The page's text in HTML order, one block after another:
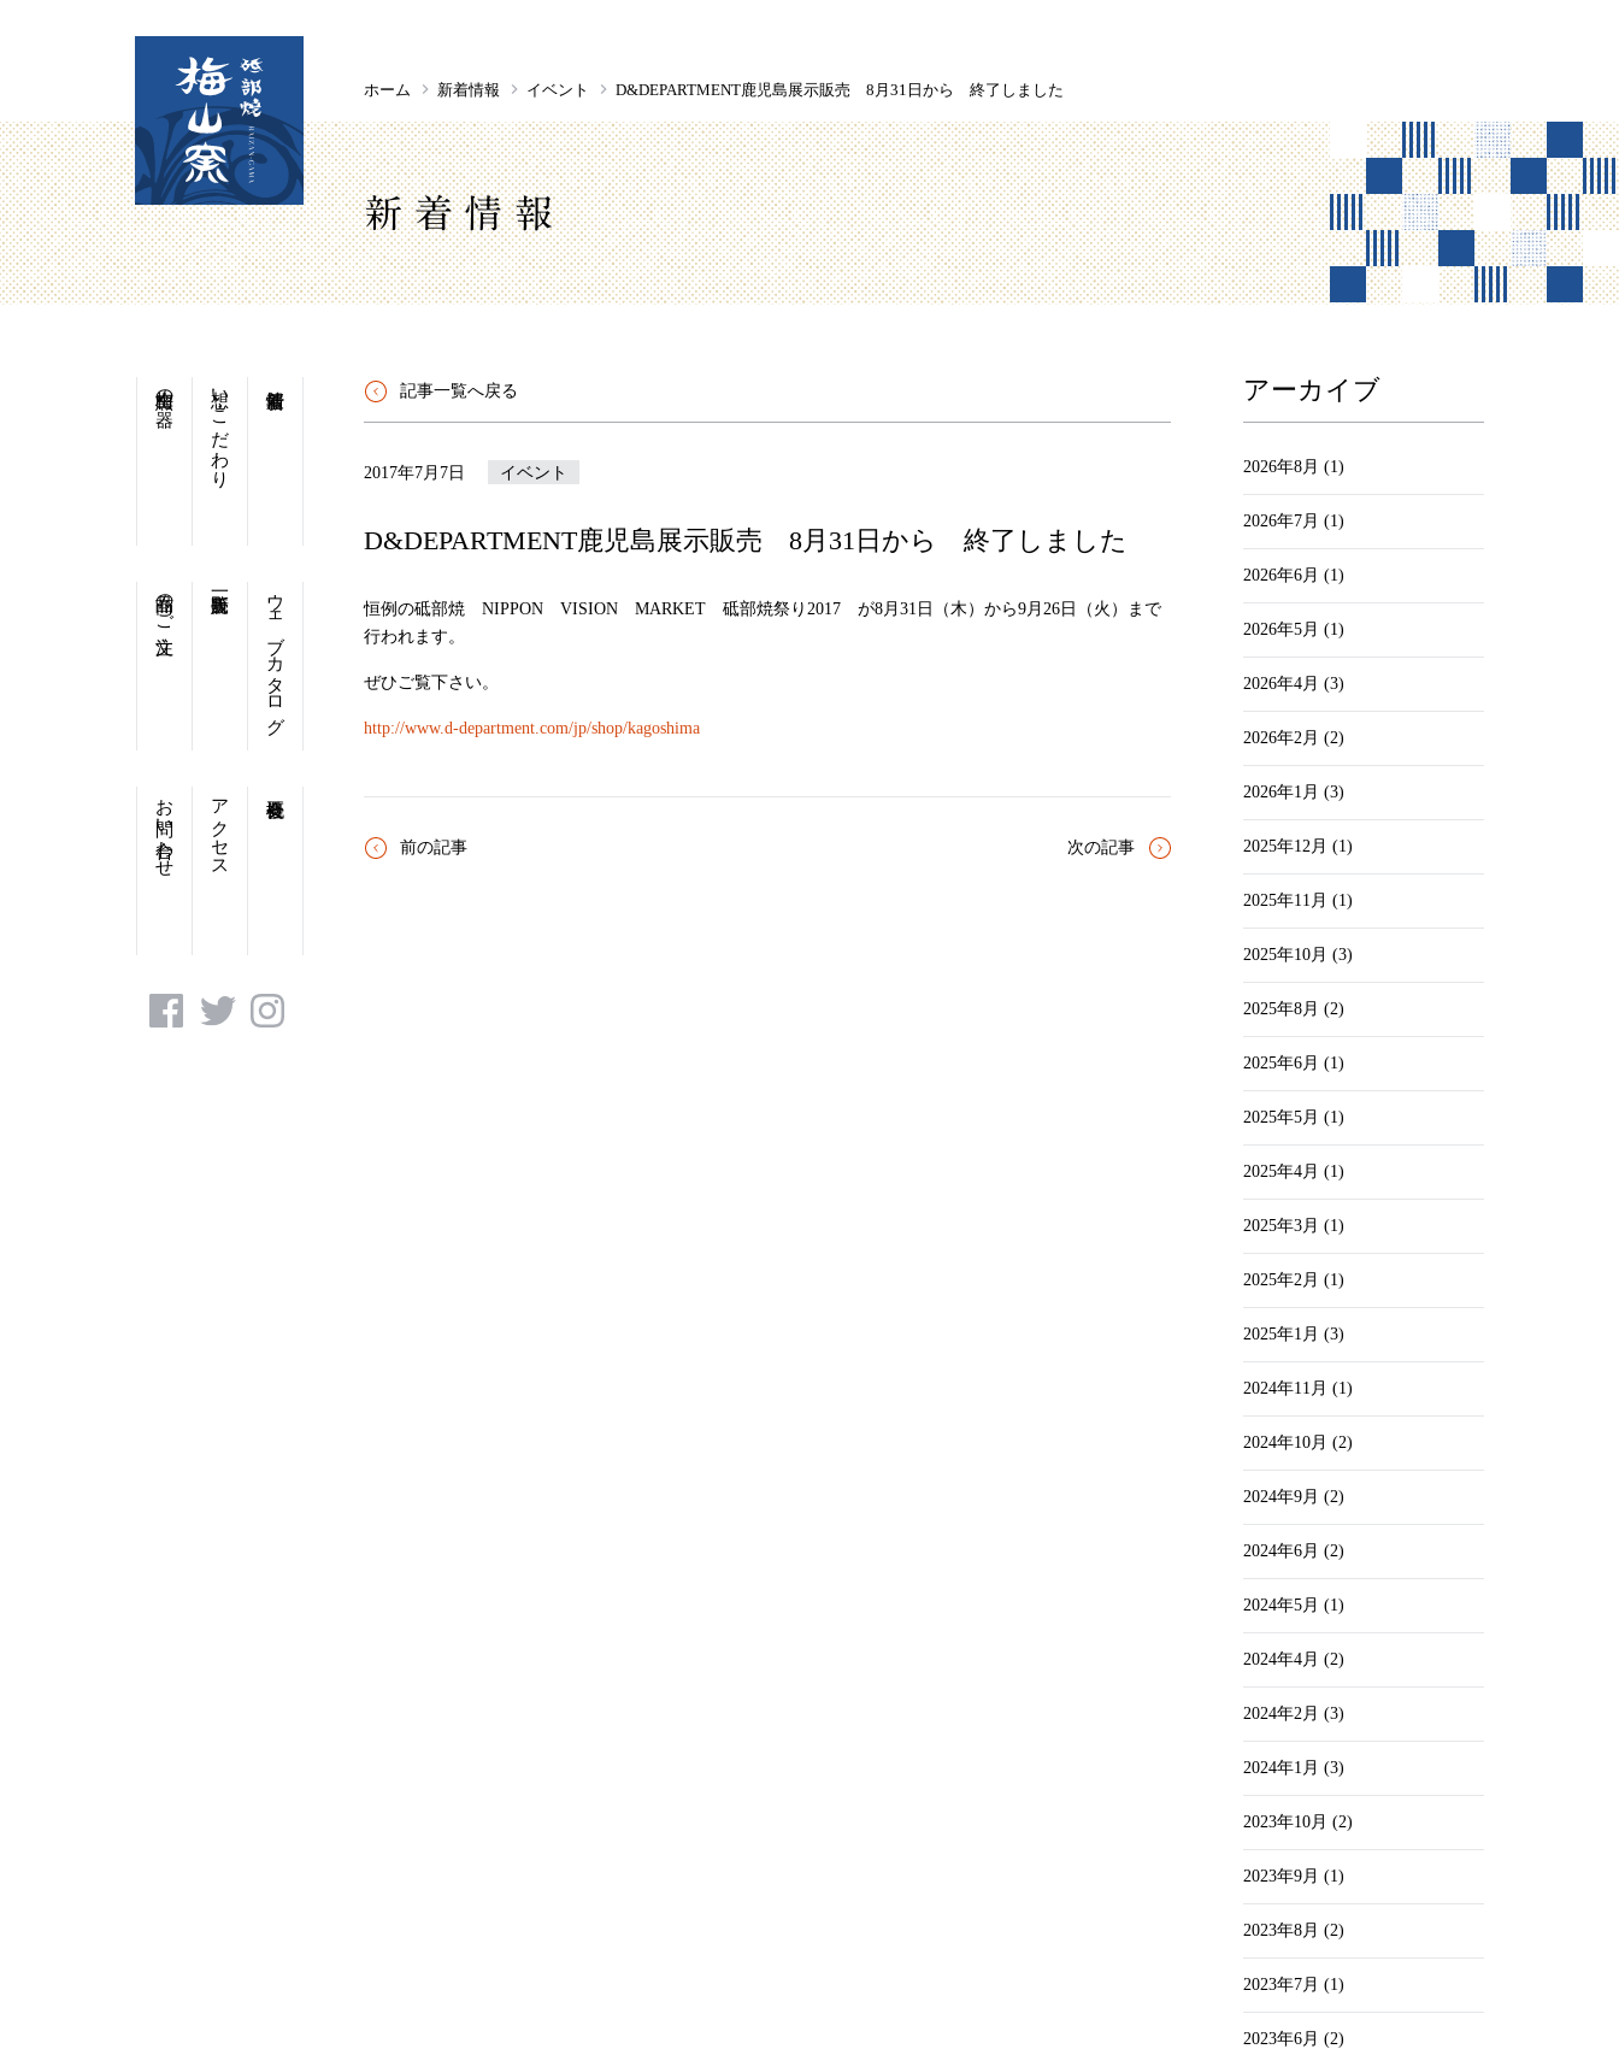
ホーム 新着情報 イベント D&DEPARTMENT鹿児島展示販売 8月31日から 終了しました
新着情報
想い・こだわり
梅山窯の器
ウェブカタログ
商品のご注文
アクセス
お問い合わせ
記事一覧へ戻る
2017年7月7日 イベント
D&DEPARTMENT鹿児島展示販売 8月31日から 終了しました
恒例の砥部焼 NIPPON VISION MARKET 砥部焼祭り2017 が8月31日（木）から9月26日（火）まで
行われます。
ぜひご覧下さい。
http://www.d-department.com/jp/shop/kagoshima
前の記事 次の記事
アーカイブ
2026年8月 (1)
2026年7月 (1)
2026年6月 (1)
2026年5月 (1)
2026年4月 (3)
2026年2月 (2)
2026年1月 (3)
2025年12月 (1)
2025年11月 (1)
2025年10月 (3)
2025年8月 (2)
2025年6月 (1)
2025年5月 (1)
2025年4月 (1)
2025年3月 (1)
2025年2月 (1)
2025年1月 (3)
2024年11月 (1)
2024年10月 (2)
2024年9月 (2)
2024年6月 (2)
2024年5月 (1)
2024年4月 (2)
2024年2月 (3)
2024年1月 (3)
2023年10月 (2)
2023年9月 (1)
2023年8月 (2)
2023年7月 (1)
2023年6月 (2)